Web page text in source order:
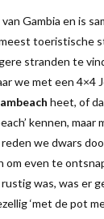
Gambia en is
toeristische
stranden te
we met een 4×4
heet, of
kennen, maar
we dwars
om even te
was, was er
‘met de pot